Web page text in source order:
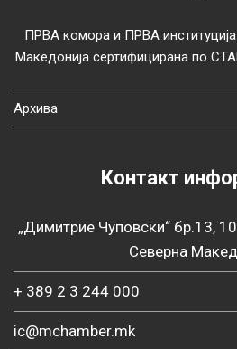
ПРВА комора и ПРВА
Македонија сертифицирана по
Архива
Контакт
„Димитрие Чуповски“ бр.13,
Северна
+ 389 2 3 244 000
ic@mchamber.mk